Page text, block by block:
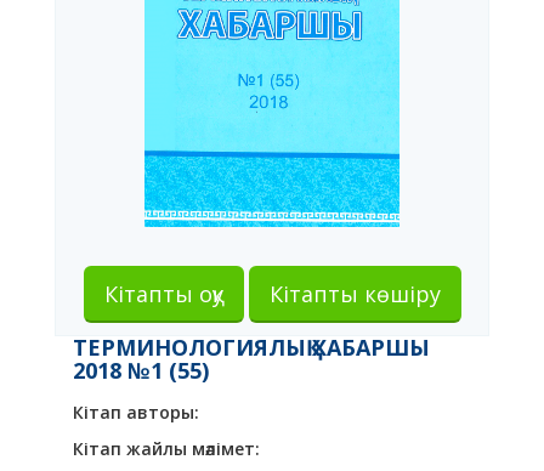
Кітапты оқу
Кітапты көшіру
ТЕРМИНОЛОГИЯЛЫҚ ХАБАРШЫ
2018 №1 (55)
Кітап авторы:
Кітап жайлы мәлімет: